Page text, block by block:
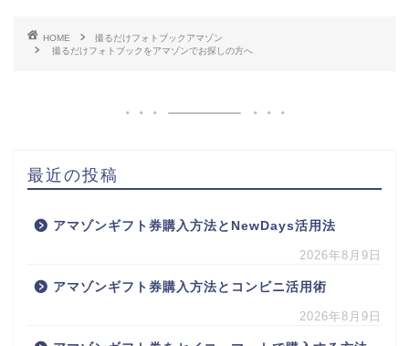
HOME
撮るだけフォトブックアマゾン
撮るだけフォトブックをアマゾンでお探しの方へ
最近の投稿
アマゾンギフト券購入方法とNewDays活用法
2026年8月9日
アマゾンギフト券購入方法とコンビニ活用術
2026年8月9日